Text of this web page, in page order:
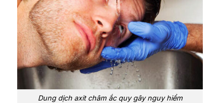
Dung dịch axit châm ắc quy gây nguy hiểm